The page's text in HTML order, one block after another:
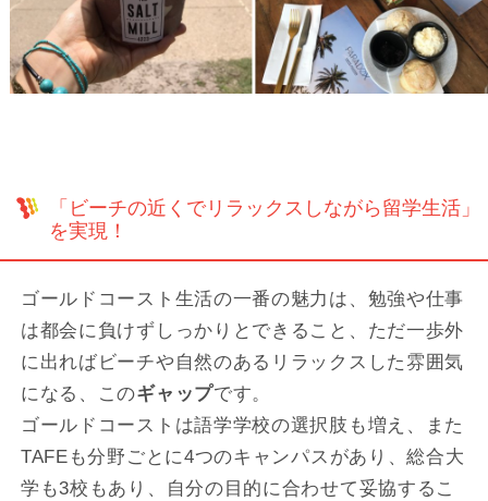
「ビーチの近くでリラックスしながら留学生活」
を実現！
ゴールドコースト生活の一番の魅力は、勉強や仕事
は都会に負けずしっかりとできること、ただ一歩外
に出ればビーチや自然のあるリラックスした雰囲気
になる、このギャップです。
ゴールドコーストは語学学校の選択肢も増え、また
TAFEも分野ごとに4つのキャンパスがあり、総合大
学も3校もあり、自分の目的に合わせて妥協するこ